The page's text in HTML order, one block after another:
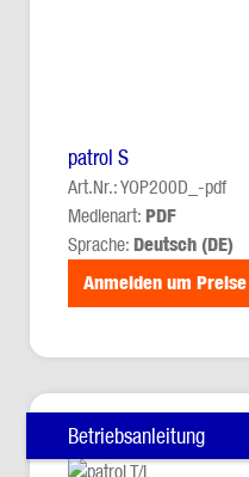
patrol S
Art.Nr.: YOP200D_-pdf
Medienart: PDF
Sprache: Deutsch (DE)
Anmelden um
Betriebsanleitung